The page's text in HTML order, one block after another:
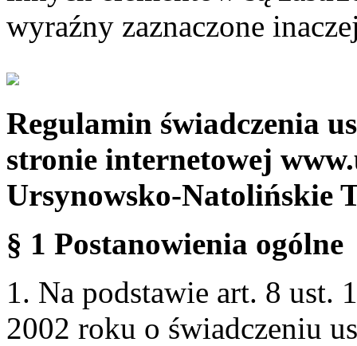
wyraźny zaznaczone
Regulamin świadczenia
stronie internetowej
Ursynowsko-Natolińskie
§ 1 Postanowienia ogólne
1. Na podstawie art. 8 ust.
2002 roku o świadczeniu